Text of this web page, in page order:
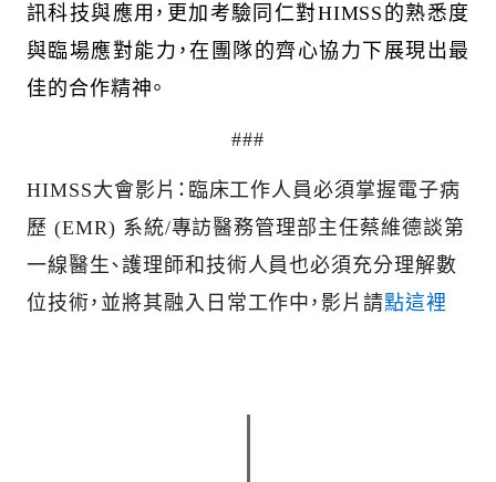
訊科技與應用，更加考驗同仁對HIMSS 的熟悉度
與臨場應對能力，在團隊的齊心協力下展現出最
佳的合作精神。
###
HIMSS大會影片：臨床工作人員必須掌握電子病
歷 (EMR) 系統/專訪醫務管理部主任蔡維德談第
一線醫生、護理師和技術人員也必須充分理解數
位技術，並將其融入日常工作中，影片請點這裡